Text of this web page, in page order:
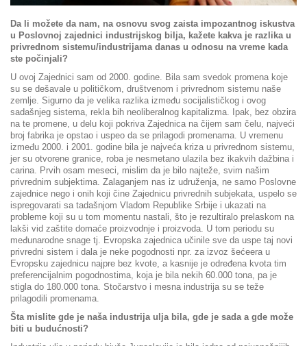
Da li možete da nam, na osnovu svog zaista impozantnog iskustva
u Poslovnoj zajednici industrijskog bilja, kažete kakva je razlika u
privrednom sistemu/industrijama danas u odnosu na vreme kada
ste počinjali?
U ovoj Zajednici sam od 2000. godine. Bila sam svedok promena koje
su se dešavale u političkom, društvenom i privrednom sistemu naše
zemlje. Sigurno da je velika razlika između socijalističkog i ovog
sadašnjeg sistema, rekla bih neoliberalnog kapitalizma. Ipak, bez obzira
na te promene, u delu koji pokriva Zajednica na čijem sam čelu, najveći
broj fabrika je opstao i uspeo da se prilagodi promenama. U vremenu
između 2000. i 2001. godine bila je najveća kriza u privrednom sistemu,
jer su otvorene granice, roba je nesmetano ulazila bez ikakvih dažbina i
carina. Prvih osam meseci, mislim da je bilo najteže, svim našim
privrednim subjektima. Zalaganjem nas iz udruženja, ne samo Poslovne
zajednice nego i onih koji čine Zajednicu privrednih subjekata, uspelo se
ispregovarati sa tadašnjom Vladom Republike Srbije i ukazati na
probleme koji su u tom momentu nastali, što je rezultiralo prelaskom na
lakši vid zaštite domaće proizvodnje i proizvoda. U tom periodu su
međunarodne snage tj. Evropska zajednica učinile sve da uspe taj novi
privredni sistem i dala je neke pogodnosti npr. za izvoz šećeera u
Evropsku zajednicu najpre bez kvote, a kasnije je određena kvota tim
preferencijalnim pogodnostima, koja je bila nekih 60.000 tona, pa je
stigla do 180.000 tona. Stočarstvo i mesna industrija su se teže
prilagodili promenama.
Šta mislite gde je naša industrija ulja bila, gde je sada a gde može
biti u budućnosti?